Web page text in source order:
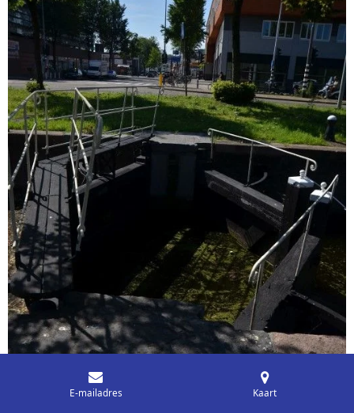
E-mailadres Kaart